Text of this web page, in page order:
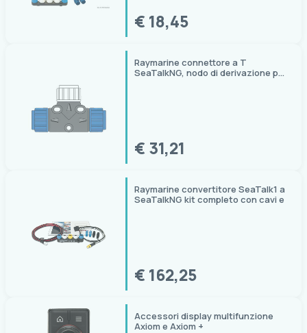
€ 18,45
Raymarine connettore a T
SeaTalkNG, nodo di derivazione per
€ 31,21
Raymarine convertitore SeaTalk1 a
SeaTalkNG kit completo con cavi e
€ 162,25
Accessori display multifunzione
Axiom e Axiom +